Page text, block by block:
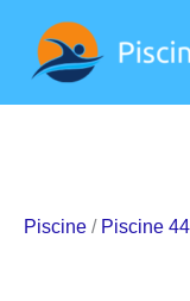
contenu
Piscine / Piscine